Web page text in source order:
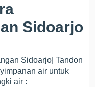
Sidoarjo
Sidoarjo| Tandon
air untuk
air :